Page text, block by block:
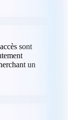
sont
un